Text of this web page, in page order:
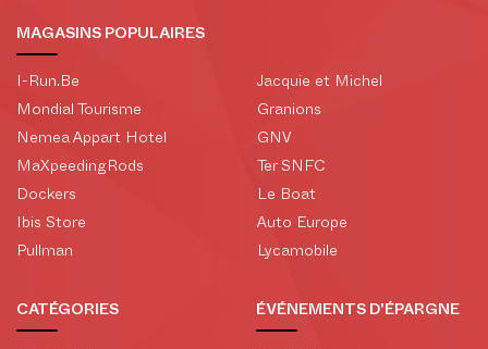
MAGASINS POPULAIRES
I-Run.Be
Mondial Tourisme
Nemea Appart Hotel
MaXpeedingRods
Dockers
Ibis Store
Pullman
Jacquie et Michel
Granions
GNV
Ter SNFC
Le Boat
Auto Europe
Lycamobile
CATÉGORIES ÉVÉNEMENTS D'ÉPARGNE